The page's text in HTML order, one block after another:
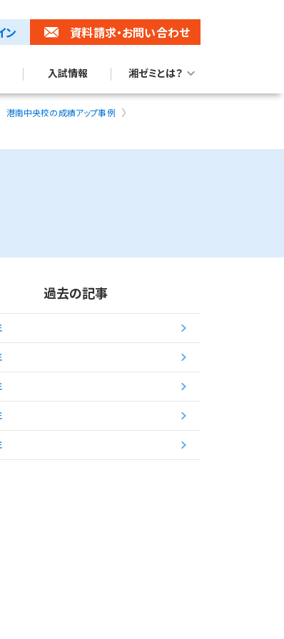
ン 資料請求・お問い合わせ
入試情報 湘ゼミとは？
港南中央校の成績アップ事例
過去の記事